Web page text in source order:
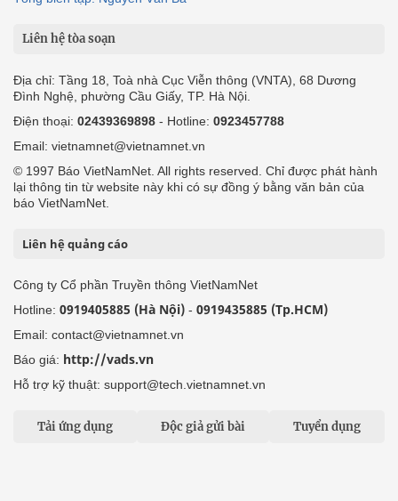
Liên hệ tòa soạn
Địa chỉ: Tầng 18, Toà nhà Cục Viễn thông (VNTA), 68 Dương
Đình Nghệ, phường Cầu Giấy, TP. Hà Nội.
Điện thoại: 02439369898 - Hotline: 0923457788
Email: vietnamnet@vietnamnet.vn
© 1997 Báo VietNamNet. All rights reserved. Chỉ được phát hành
lại thông tin từ website này khi có sự đồng ý bằng văn bản của
báo VietNamNet.
Liên hệ quảng cáo
Công ty Cổ phần Truyền thông VietNamNet
Hotline: 0919405885 (Hà Nội) - 0919435885 (Tp.HCM)
Email: contact@vietnamnet.vn
Báo giá: http://vads.vn
Hỗ trợ kỹ thuật: support@tech.vietnamnet.vn
Tải ứng dụng Độc giả gửi bài Tuyển dụng